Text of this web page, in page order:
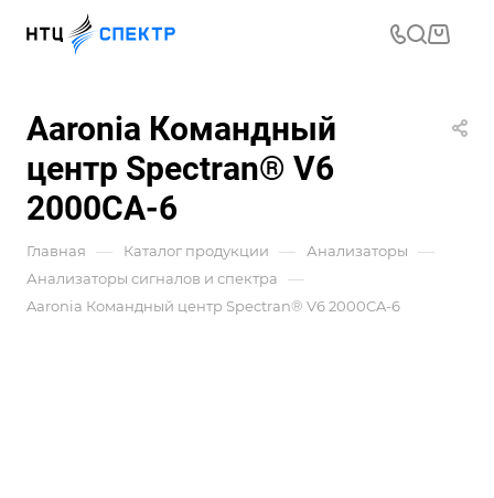
Aaronia Командный
центр Spectran® V6
2000CA-6
Главная — Каталог продукции — Анализаторы —
Анализаторы сигналов и спектра —
Aaronia Командный центр Spectran® V6 2000CA-6